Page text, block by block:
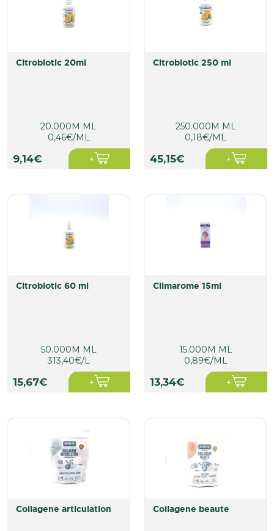
citrobiotic 20ml
20.000M ML
0,46€/ML
9,14€
citrobiotic 250 ml
250.000M ML
0,18€/ML
45,15€
citrobiotic 60 ml
50.000M ML
313,40€/L
15,67€
climarome 15ml
15.000M ML
0,89€/ML
13,34€
collagene articulation collagene beaute